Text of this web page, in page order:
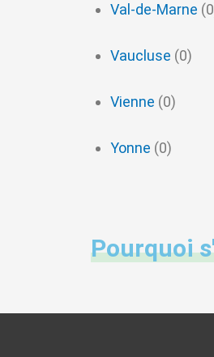
Val-de-Marne
Vaucluse (0)
Vienne (0)
Yonne (0)
Pourquoi